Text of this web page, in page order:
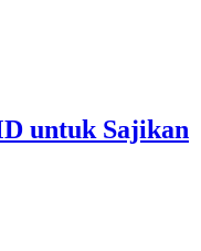
untuk Sajikan